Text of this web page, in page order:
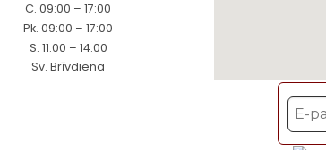
C. 09:00 – 17:00
Pk. 09:00 – 17:00
S. 11:00 – 14:00
Sv. Brīvdiena